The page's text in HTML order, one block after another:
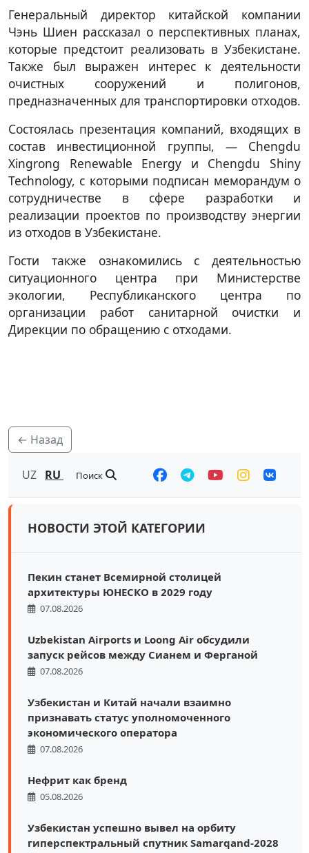
Генеральный директор китайской компании
Чэнь Шиен рассказал о перспективных планах,
которые предстоит реализовать в Узбекистане.
Также был выражен интерес к деятельности
очистных сооружений и полигонов,
предназначенных для транспортировки отходов.
Состоялась презентация компаний, входящих в
состав инвестиционной группы, — Chengdu
Xingrong Renewable Energy и Chengdu Shiny
Technology, с которыми подписан меморандум о
сотрудничестве в сфере разработки и
реализации проектов по производству энергии
из отходов в Узбекистане.
Гости также ознакомились с деятельностью
ситуационного центра при Министерстве
экологии, Республиканского центра по
организации работ санитарной очистки и
Дирекции по обращению с отходами.
← Назад
UZ RU Поиск
НОВОСТИ ЭТОЙ КАТЕГОРИИ
Пекин станет Всемирной столицей
архитектуры ЮНЕСКО в 2029 году
07.08.2026
Uzbekistan Airports и Loong Air обсудили
запуск рейсов между Сианем и Ферганой
07.08.2026
Узбекистан и Китай начали взаимно
признавать статус уполномоченного
экономического оператора
07.08.2026
Нефрит как бренд
05.08.2026
Узбекистан успешно вывел на орбиту
гиперспектральный спутник Samarqand-2028